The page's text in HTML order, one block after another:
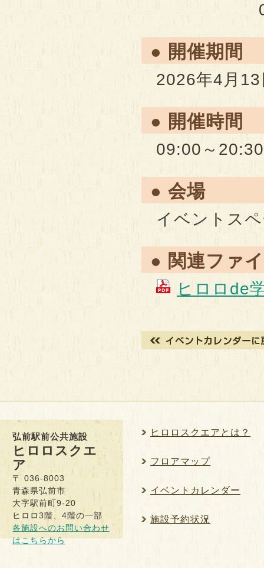
0172-
● 開催期間
2026年4月
● 開催時間
09:00～20:30
● 会場
イベントス
● 関連ファ
ヒロロde
弘前駅前公共施設
ヒロロスクエ
ア
〒 036-8003
青森県弘前市
大字駅前町9-20
ヒロロ3階、4階の一部
各施設へのお問い合わせ
はこちらから
ヒロロスクエアとは？
フロアマップ
イベントカレンダー
施設予約状況